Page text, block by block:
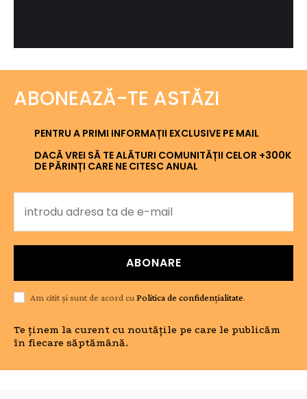
ABONEAZĂ-TE ASTĂZI
PENTRU A PRIMI INFORMAȚII EXCLUSIVE PE MAIL
DACĂ VREI SĂ TE ALĂTURI COMUNITĂȚII CELOR +300K
DE PĂRINȚI CARE NE CITESC ANUAL
ABONARE
Am citit și sunt de acord cu Politica de confidențialitate.
Te ținem la curent cu noutățile pe care le publicăm
în fiecare săptămână.